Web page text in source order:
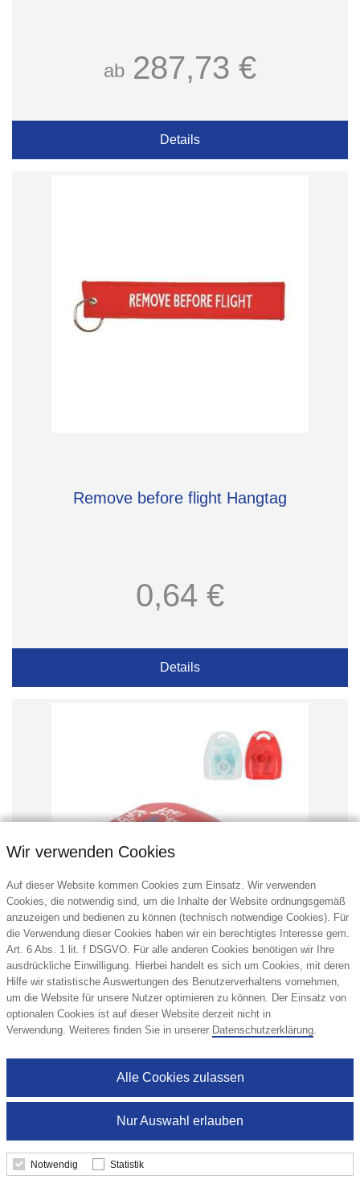
ab 287,73 €
Details
Remove before flight Hangtag
0,64 €
Details
Erste-Hilfe-Set 10-teilig Elbrus
ab 2,54 €
Wir verwenden Cookies
Auf dieser Website kommen Cookies zum Einsatz. Wir verwenden
Cookies, die notwendig sind, um die Inhalte der Website ordnungsgemäß
anzuzeigen und bedienen zu können (technisch notwendige Cookies). Für
die Verwendung dieser Cookies haben wir ein berechtigtes Interesse gem.
Art. 6 Abs. 1 lit. f DSGVO. Für alle anderen Cookies benötigen wir Ihre
ausdrückliche Einwilligung. Hierbei handelt es sich um Cookies, mit deren
Hilfe wir statistische Auswertungen des Benutzerverhaltens vornehmen,
um die Website für unsere Nutzer optimieren zu können. Der Einsatz von
optionalen Cookies ist auf dieser Website derzeit nicht in
Verwendung. Weiteres finden Sie in unserer Datenschutzerklärung.
Nur Auswahl erlauben
Alle Cookies zulassen
Notwendig Statistik